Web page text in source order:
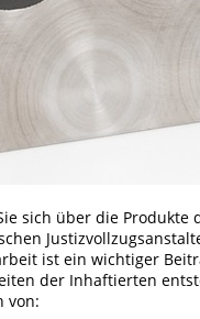
sich über die Produkte
ist ein wichtiger
der Inhaftierten
von: